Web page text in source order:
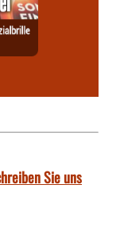
Sie uns